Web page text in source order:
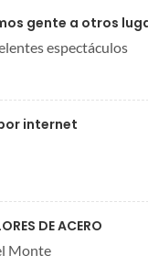
gente a otros
espectáculos
internet
DE ACERO
Monte